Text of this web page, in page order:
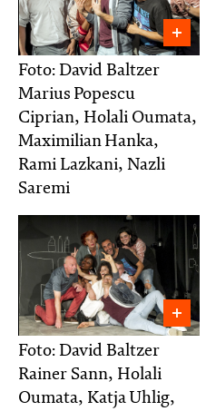
Foto: David Baltzer
Marius Popescu
Ciprian, Holali Oumata,
Maximilian Hanka,
Rami Lazkani, Nazli
Saremi
Foto: David Baltzer
Rainer Sann, Holali
Oumata, Katja Uhlig,